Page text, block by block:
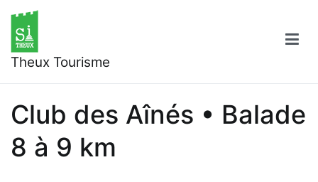
contenu
Theux Tourisme
Club des Aînés • Balade
8 à 9 km